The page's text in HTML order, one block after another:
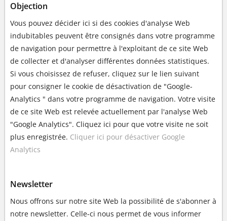
Objection
Vous pouvez décider ici si des cookies d'analyse Web
indubitables peuvent être consignés dans votre programme
de navigation pour permettre à l'exploitant de ce site Web
de collecter et d'analyser différentes données statistiques.
Si vous choisissez de refuser, cliquez sur le lien suivant
pour consigner le cookie de désactivation de "Google-
Analytics " dans votre programme de navigation. Votre visite
de ce site Web est relevée actuellement par l'analyse Web
"Google Analytics". Cliquez ici pour que votre visite ne soit
plus enregistrée. Cliquer ici pour désactiver Google
Analytics
Newsletter
Nous offrons sur notre site Web la possibilité de s'abonner à
notre newsletter. Celle-ci nous permet de vous informer